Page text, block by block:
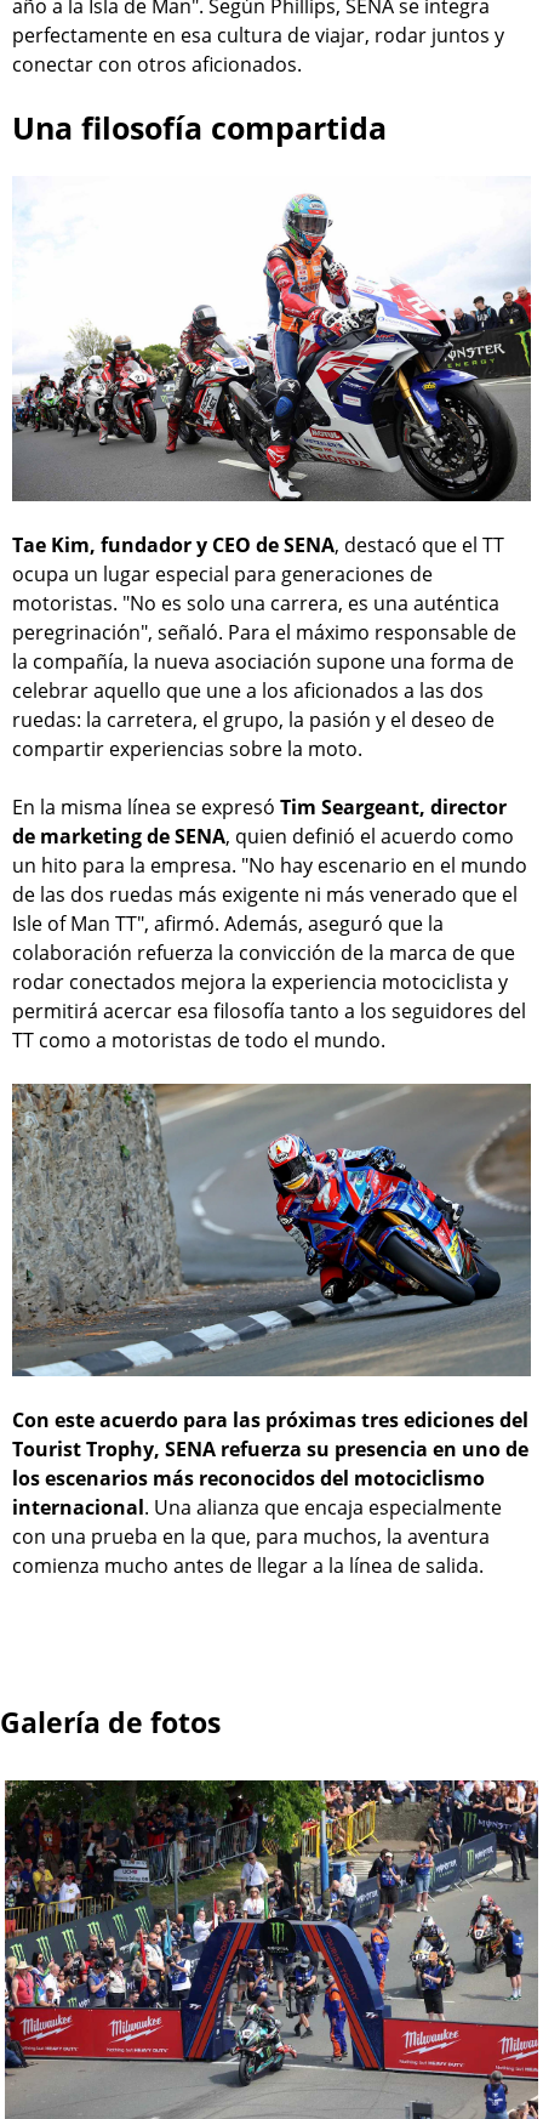
año a la Isla de Man". Según Phillips, SENA se integra
perfectamente en esa cultura de viajar, rodar juntos y
conectar con otros aficionados.
Una filosofía compartida
Tae Kim, fundador y CEO de SENA, destacó que el TT
ocupa un lugar especial para generaciones de
motoristas. "No es solo una carrera, es una auténtica
peregrinación", señaló. Para el máximo responsable de
la compañía, la nueva asociación supone una forma de
celebrar aquello que une a los aficionados a las dos
ruedas: la carretera, el grupo, la pasión y el deseo de
compartir experiencias sobre la moto.
En la misma línea se expresó Tim Seargeant, director
de marketing de SENA, quien definió el acuerdo como
un hito para la empresa. "No hay escenario en el mundo
de las dos ruedas más exigente ni más venerado que el
Isle of Man TT", afirmó. Además, aseguró que la
colaboración refuerza la convicción de la marca de que
rodar conectados mejora la experiencia motociclista y
permitirá acercar esa filosofía tanto a los seguidores del
TT como a motoristas de todo el mundo.
Con este acuerdo para las próximas tres ediciones del
Tourist Trophy, SENA refuerza su presencia en uno de
los escenarios más reconocidos del motociclismo
internacional. Una alianza que encaja especialmente
con una prueba en la que, para muchos, la aventura
comienza mucho antes de llegar a la línea de salida.
Galería de fotos